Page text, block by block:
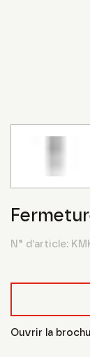
N° d'article:
Ouvrir la